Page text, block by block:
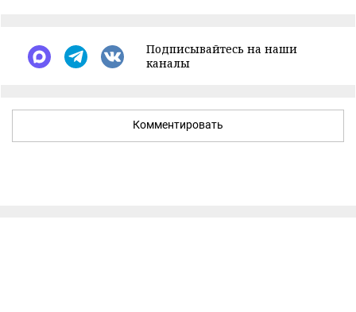
Подписывайтесь на наши
каналы
Комментировать